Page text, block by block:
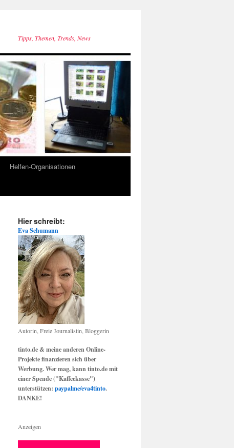
Tipps, Themen, Trends, News
Helfen-Organisationen
Hier schreibt:
Eva Schumann
Autorin, Freie Journalistin, Bloggerin
tinto.de & meine anderen Online-
Projekte finanzieren sich über
Werbung. Wer mag, kann tinto.de mit
einer Spende ("Kaffeekasse")
unterstützen: paypalme/eva4tinto.
DANKE!
Anzeigen